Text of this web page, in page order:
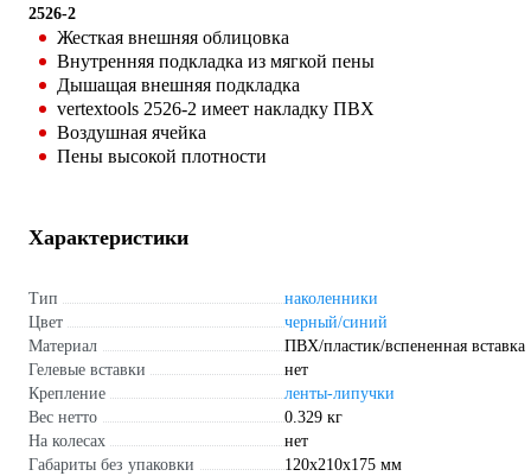
2526-2
Жесткая внешняя облицовка
Внутренняя подкладка из мягкой пены
Дышащая внешняя подкладка
vertextools 2526-2 имеет накладку ПВХ
Воздушная ячейка
Пены высокой плотности
Характеристики
Тип
наколенники
Цвет
черный/синий
Материал
ПВХ/пластик/вспененная вставка
Гелевые вставки
нет
Крепление
ленты-липучки
Вес нетто
0.329 кг
На колесах
нет
Габариты без упаковки
120x210x175 мм